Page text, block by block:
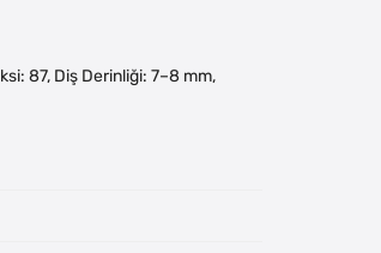
87, Diş Derinliği: 7–8 mm,